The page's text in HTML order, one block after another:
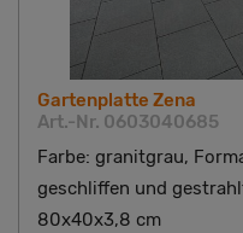
Gartenplatte Zena
Art.-Nr. 0603040685
Farbe: granitgrau,
geschliffen und
80x40x3,8 cm